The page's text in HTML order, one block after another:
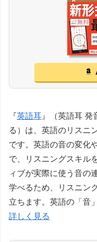
『英語耳』（英語耳 発
る）は、英語のリスニ
です。英語の音の変化
で、リスニングスキル
ィブが実際に使う音の
学べるため、リスニン
立ちます。英語の「音
詳しく見る